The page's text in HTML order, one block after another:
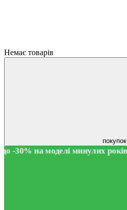
Немає товарів
покупок
до -30% на моделі минулих